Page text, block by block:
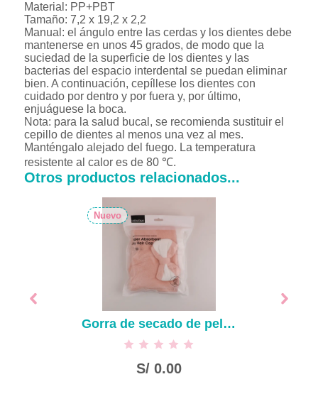
Material: PP+PBT
Tamaño: 7,2 x 19,2 x 2,2
Manual: el ángulo entre las cerdas y los dientes debe
mantenerse en unos 45 grados, de modo que la
suciedad de la superficie de los dientes y las
bacterias del espacio interdental se puedan eliminar
bien. A continuación, cepíllese los dientes con
cuidado por dentro y por fuera y, por último,
enjuáguese la boca.
Nota: para la salud bucal, se recomienda sustituir el
cepillo de dientes al menos una vez al mes.
Manténgalo alejado del fuego. La temperatura
resistente al calor es de 80 ℃.
Otros productos relacionados...
Nuevo
Gorra de secado de pelo de ala blanca simple
S/0.00